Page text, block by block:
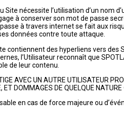
Site nécessite l’utilisation d’un nom
à conserver son mot de passe
à travers internet se fait aux
données contre toute attaque.
contiennent des hyperliens vers
l’Utilisateur reconnaît que
de leur contenu.
AVEC UN AUTRE UTILISATEUR
DOMMAGES DE QUELQUE NATURE
en cas de force majeure ou